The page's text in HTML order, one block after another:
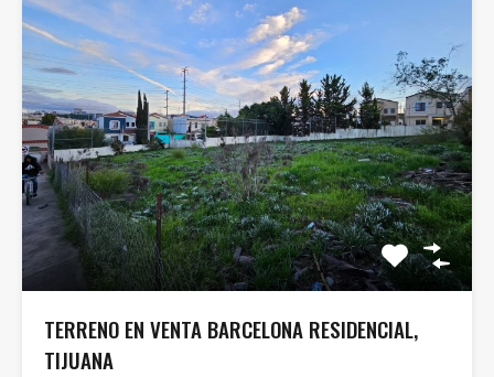
TERRENO EN VENTA BARCELONA RESIDENCIAL,
TIJUANA